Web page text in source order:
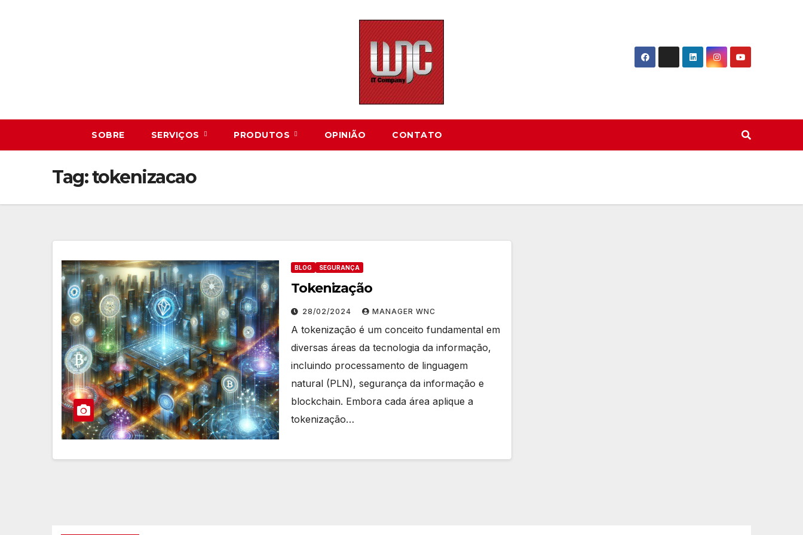
SOBRE SERVIÇOS PRODUTOS OPINIÃO CONTATO
Tag:tokenizacao
BLOG SEGURANÇA
Tokenização
28/02/2024 MANAGER WNC
A tokenização é um conceito fundamental em
diversas áreas da tecnologia da informação,
incluindo processamento de linguagem
natural (PLN), segurança da informação e
blockchain. Embora cada área aplique a
tokenização…